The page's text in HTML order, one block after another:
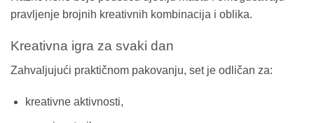
pravljenje brojnih kreativnih kombinacija i oblika.
Kreativna igra za svaki dan
Zahvaljujući praktičnom pakovanju, set je odličan za:
kreativne aktivnosti,